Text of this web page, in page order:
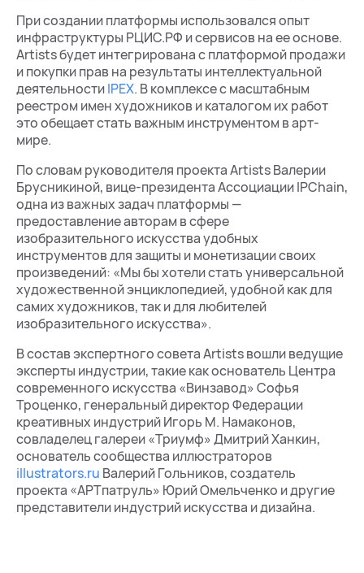
При создании платформы использовался опыт
инфраструктуры РЦИС.РФ и сервисов на ее основе.
Artists будет интегрирована с платформой продажи
и покупки прав на результаты интеллектуальной
деятельностиIPEX. В комплексе с масштабным
реестром имен художников и каталогом их работ
это обещает стать важным инструментом в арт-
мире.
По словам руководителя проекта Artists Валерии
Брусникиной, вице-президента Ассоциации IPChain,
одна из важных задач платформы —
предоставление авторам в сфере
изобразительного искусства удобных
инструментов для защиты и монетизации своих
произведений: «Мы бы хотели стать универсальной
художественной энциклопедией, удобной как для
самих художников, так и для любителей
изобразительного искусства».
В состав экспертного совета Artists вошли ведущие
эксперты индустрии, такие как основатель Центра
современного искусства «Винзавод» Софья
Троценко, генеральный директор Федерации
креативных индустрий Игорь М. Намаконов,
совладелец галереи «Триумф» Дмитрий Ханкин,
основатель сообщества иллюстраторов
illustrators.ru Валерий Гольников, создатель
проекта «АРТпатруль» Юрий Омельченко и другие
представители индустрий искусства и дизайна.